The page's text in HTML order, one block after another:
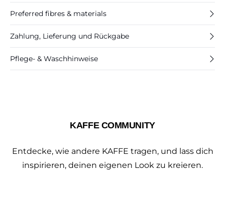
Preferred fibres & materials
Zahlung, Lieferung und Rückgabe
Pflege- & Waschhinweise
KAFFE COMMUNITY
Entdecke, wie andere KAFFE tragen, und lass dich
inspirieren, deinen eigenen Look zu kreieren.